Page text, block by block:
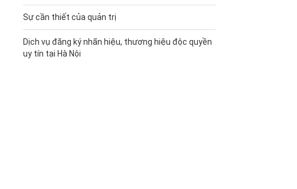
Sự cần thiết của quản trị
Dịch vụ đăng ký nhãn hiệu, thương hiệu độc quyền
uy tín tại Hà Nội